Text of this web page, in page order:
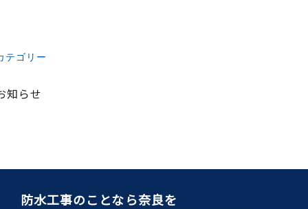
テゴリー
知らせ
防水工事のことなら奈良を